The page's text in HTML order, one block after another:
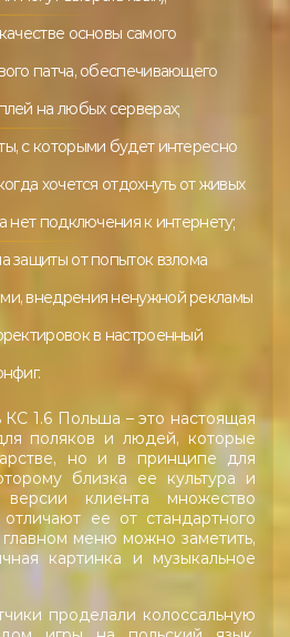
основы самого
патча, обеспечивающего
на любых серверах;
с которыми будет интересно
хочется отдохнуть от живых
нет подключения к интернету;
защиты от попыток взлома
внедрения ненужной рекламы
в настроенный
КС 1.6 Польша – это настоящая
поляков и людей, которые
но и в принципе для
близка ее культура и
клиента множество
ее от стандартного
меню можно заметить,
картинка и музыкальное
проделали колоссальную